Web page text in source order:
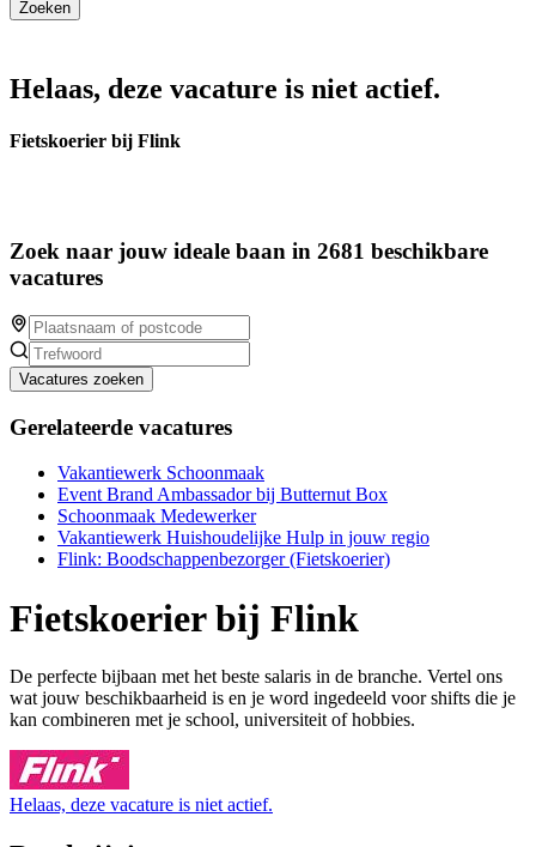
Helaas, deze vacature is niet actief.
Fietskoerier bij Flink
Zoek naar jouw ideale baan in 2681 beschikbare
vacatures
Vacatures zoeken
Gerelateerde vacatures
Vakantiewerk Schoonmaak
Event Brand Ambassador bij Butternut Box
Schoonmaak Medewerker
Vakantiewerk Huishoudelijke Hulp in jouw regio
Flink: Boodschappenbezorger (Fietskoerier)
Fietskoerier bij Flink
De perfecte bijbaan met het beste salaris in de branche. Vertel ons
wat jouw beschikbaarheid is en je word ingedeeld voor shifts die je
kan combineren met je school, universiteit of hobbies.
Helaas, deze vacature is niet actief.